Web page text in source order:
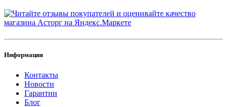
Информация
Контакты
Новости
Гарантии
Блог